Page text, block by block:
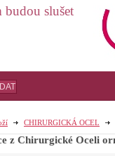
CHIRURGICKÁ OCEL
z Chirurgické Oceli
budou slušet